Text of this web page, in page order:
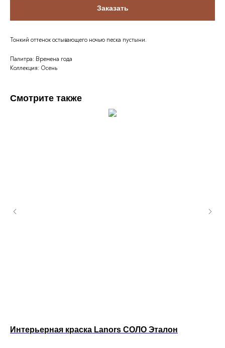
Заказать
Тонкий оттенок остывающего ночью песка пустыни.
Палитра: Времена года
Коллекция: Осень
Смотрите также
Интерьерная краска Lanors СОЛО Эталон